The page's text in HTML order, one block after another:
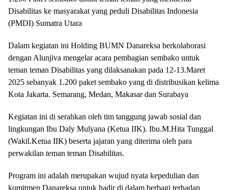
Disabilitas ke masyarakat yang peduli Disabilitas Indonesia
(PMDI) Sumatra Utara
Dalam kegiatan ini Holding BUMN Danareksa berkolaborasi
dengan Alunjiva mengelar acara pembagian sembako untuk
teman teman Disabilitas yang dilaksanakan pada 12-13.Maret
2025 sebanyak 1.200 paket sembako yang di distribusikan kelima
Kota Jakarta. Semarang, Medan, Makasar dan Surabaya
Kegiatan ini di serahkan oleh tim tanggung jawab sosial dan
lingkungan Ibu Daly Mulyana (Ketua IIK). Ibu.M.Hita Tunggal
(Wakil.Ketua IIK) beserta jajaran yang diterima oleh para
perwakilan teman teman Disabilitas.
Program ini adalah merupakan wujud nyata kepedulian dan
komitmen Danareksa untuk hadir di dalam berbagi terhadap